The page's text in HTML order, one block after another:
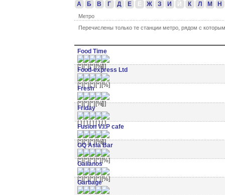
А
Б В Г Д Е Ё Ж З И Й К Л М Н
Метро
Перечислены только те станции метро, рядом с
Food Time
Food-express Ltd
Fresh
Friday
Fusion V.I.P cafe
GQ Asia Bar
Galianos
Garbage